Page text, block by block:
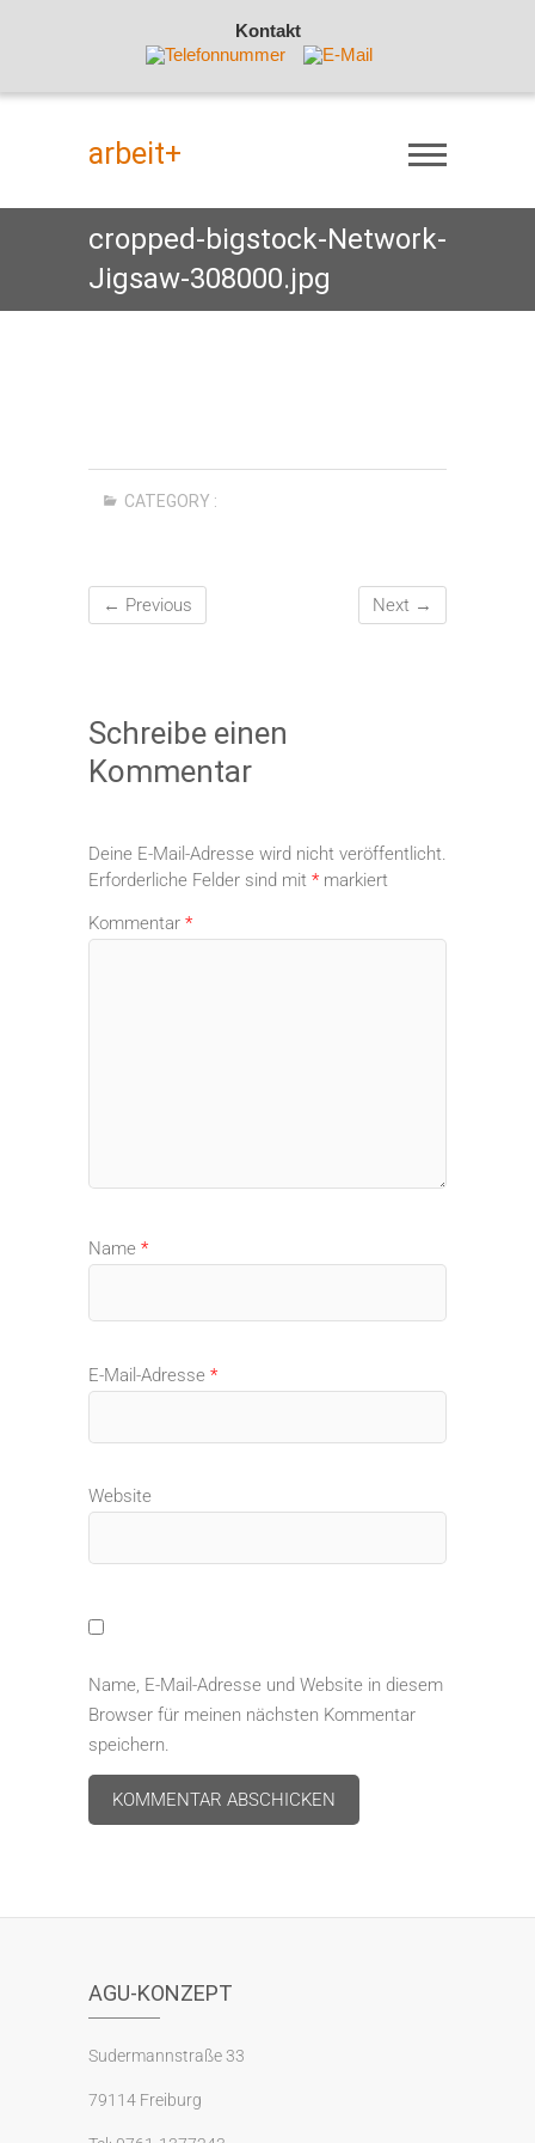
Kontakt
arbeit+
cropped-bigstock-Network-
Jigsaw-308000.jpg
CATEGORY :
← Previous Next →
Schreibe einen
Kommentar
Deine E-Mail-Adresse wird nicht veröffentlicht.
Erforderliche Felder sind mit * markiert
Kommentar *
Name *
E-Mail-Adresse *
Website
Name, E-Mail-Adresse und Website in diesem
Browser für meinen nächsten Kommentar
speichern.
t
r
n
i
AGU-KONZEPT
Sudermannstraße 33
79114 Freiburg